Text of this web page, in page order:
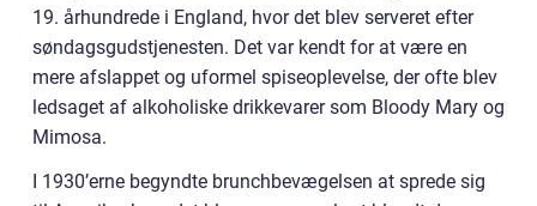
19. århundrede i England, hvor det blev serveret efter
søndagsgudstjenesten. Det var kendt for at være en
mere afslappet og uformel spiseoplevelse, der ofte blev
ledsaget af alkoholiske drikkevarer som Bloody Mary og
Mimosa.
I 1930’erne begyndte brunchbevægelsen at sprede sig